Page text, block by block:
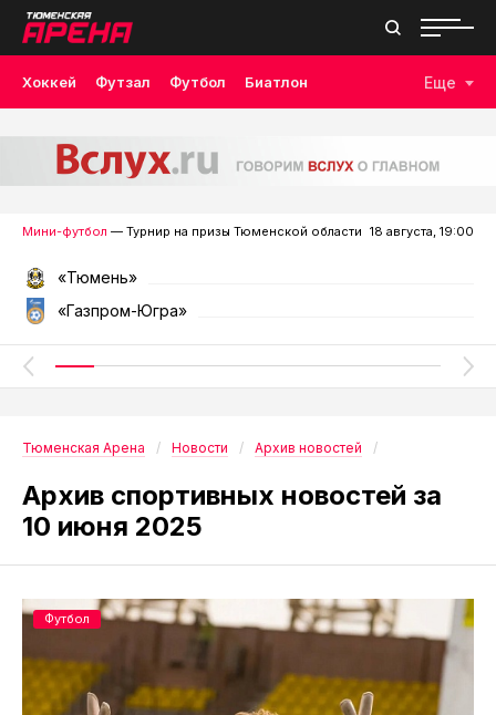
Хоккей Футзал Футбол Биатлон Еще
Мини-футбол — Турнир на призы Тюменской области 18 августа, 19:00
«Тюмень»
«Газпром-Югра»
Тюменская Арена Новости Архив новостей
Архив спортивных новостей за
10 июня 2025
Футбол